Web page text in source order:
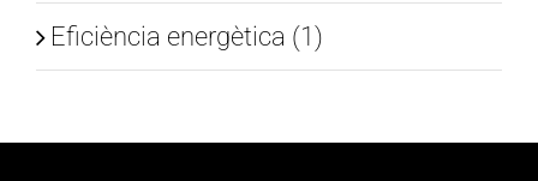
Eficiència energètica (1)